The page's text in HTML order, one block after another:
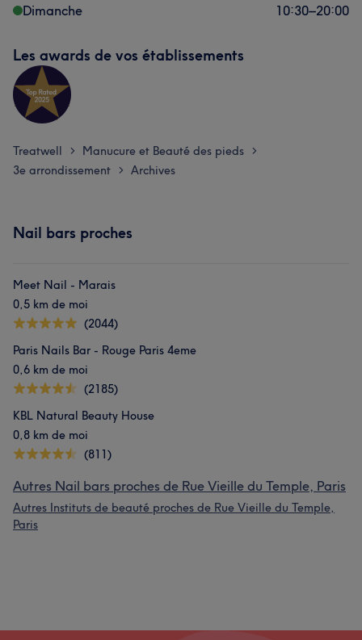
Dimanche
10:30–20:00
Les awards de vos établissements
Treatwell > Manucure et Beauté des pieds >
3e arrondissement > Archives
Nail bars proches
Meet Nail - Marais
0,5 km de moi
(2044)
Paris Nails Bar - Rouge Paris 4eme
0,6 km de moi
(2185)
KBL Natural Beauty House
0,8 km de moi
(811)
Autres Nail bars proches de Rue Vieille du Temple, Paris
Autres Instituts de beauté proches de Rue Vieille du Temple,
Paris